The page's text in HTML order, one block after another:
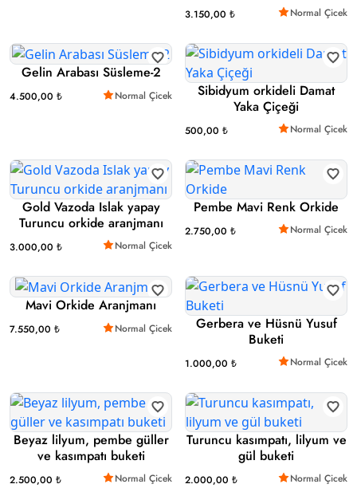
3.150,00 ₺ Normal Çicek
Gelin Arabası Süsleme-2
4.500,00 ₺ Normal Çicek
Sibidyum orkideli Damat
Yaka Çiçeği
500,00 ₺ Normal Çicek
Gold Vazoda Islak yapay
Turuncu orkide aranjmanı
3.000,00 ₺ Normal Çicek
Pembe Mavi Renk Orkide
2.750,00 ₺ Normal Çicek
Mavi Orkide Aranjmanı
7.550,00 ₺ Normal Çicek
Gerbera ve Hüsnü Yusuf
Buketi
1.000,00 ₺ Normal Çicek
Beyaz lilyum, pembe güller
ve kasımpatı buketi
2.500,00 ₺ Normal Çicek
Turuncu kasımpatı, lilyum ve
gül buketi
2.000,00 ₺ Normal Çicek